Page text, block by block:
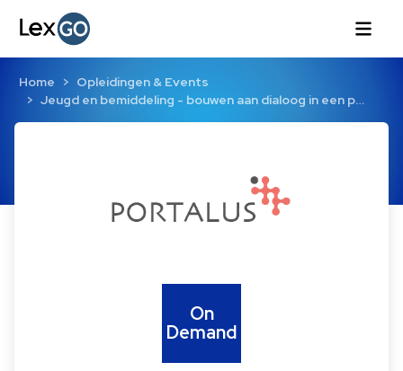
Home
Opleidingen & Events
Jeugd en bemiddeling - bouwen aan dialoog in een p…
On
Demand